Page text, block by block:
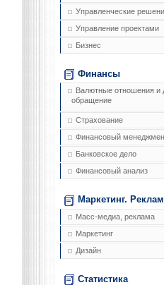
Управленческие
Управление проектами
Бизнес
Финансы
Валютные отношения и
обращение
Страхование
Финансовый
Банковское дело
Финансовый анализ
Маркетинг.
Масс-медиа, реклама
Маркетинг
Дизайн
Статистика